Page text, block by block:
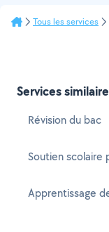
Tous les services
Services
Révision du bac
Soutien scolaire
Apprentissage